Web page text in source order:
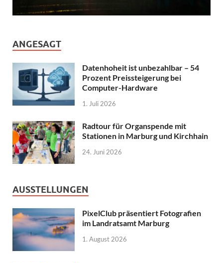
ANGESAGT
Datenhoheit ist unbezahlbar – 54
Prozent Preissteigerung bei
Computer-Hardware
1. Juli 2026
Radtour für Organspende mit
Stationen in Marburg und Kirchhain
24. Juni 2026
AUSSTELLUNGEN
PixelClub präsentiert Fotografien
im Landratsamt Marburg
1. August 2026